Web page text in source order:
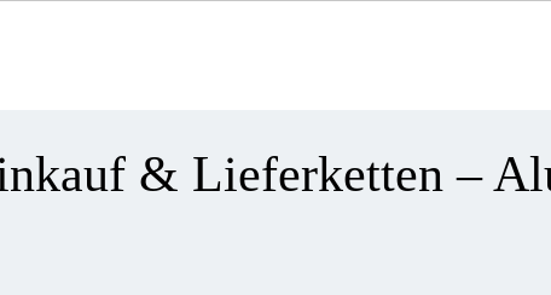
& Lieferketten –